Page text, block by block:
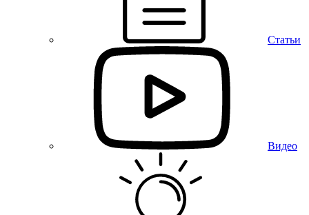
Статьи
Видео